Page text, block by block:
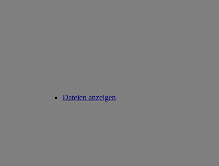
Dateien anzeigen